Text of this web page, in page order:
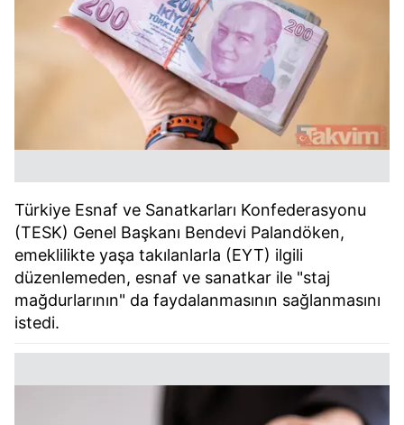
Türkiye Esnaf ve Sanatkarları Konfederasyonu
(TESK) Genel Başkanı Bendevi Palandöken,
emeklilikte yaşa takılanlarla (EYT) ilgili
düzenlemeden, esnaf ve sanatkar ile "staj
mağdurlarının" da faydalanmasının sağlanmasını
istedi.